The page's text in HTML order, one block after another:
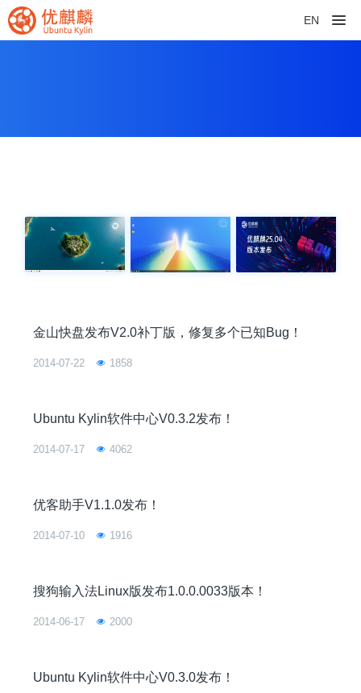
EN
金山快盘发布V2.0补丁版，修复多个已知Bug！
2014-07-22 1858
Ubuntu Kylin软件中心V0.3.2发布！
2014-07-17 4062
优客助手V1.1.0发布！
2014-07-10 1916
搜狗输入法Linux版发布1.0.0.0033版本！
2014-06-17 2000
Ubuntu Kylin软件中心V0.3.0发布！